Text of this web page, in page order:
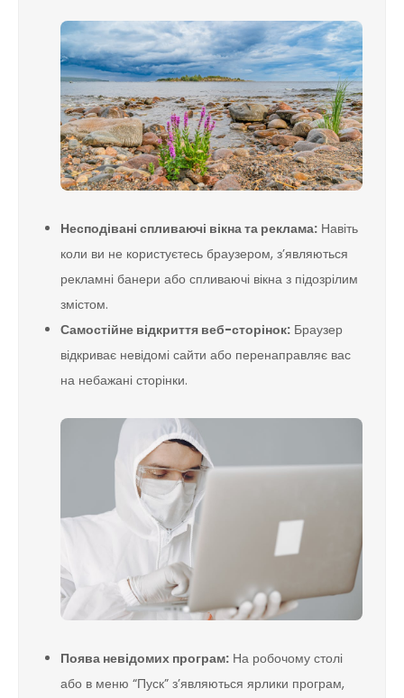
Несподівані спливаючі вікна та реклама: Навіть
коли ви не користуєтесь браузером, з’являються
рекламні банери або спливаючі вікна з підозрілим
змістом.
Самостійне відкриття веб-сторінок: Браузер
відкриває невідомі сайти або перенаправляє вас
на небажані сторінки.
Поява невідомих програм: На робочому столі
або в меню “Пуск” з’являються ярлики програм,